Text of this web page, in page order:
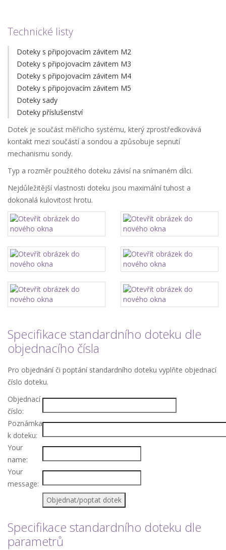
Technické listy
Doteky s připojovacím závitem M2
Doteky s připojovacím závitem M3
Doteky s připojovacím závitem M4
Doteky s připojovacím závitem M5
Doteky sady
Doteky příslušenství
Dotek je součást měřicího systému, který zprostředkovává
kontakt mezi součástí a sondou a způsobuje sepnutí
mechanismu sondy.
Typ a rozměr použitého doteku závisí na snímaném dílci.
Nejdůležitější vlastnosti doteku jsou maximální tuhost a
dokonalá kulovitost hrotu.
Specifikace standardního doteku dle
objednacího čísla
Pro objednání či poptání standardního doteku vyplňte objednací
číslo doteku.
Objednací
číslo:
Poznámka
k doteku:
Your
name:
Your
message:
Specifikace standardního doteku dle
parametrů